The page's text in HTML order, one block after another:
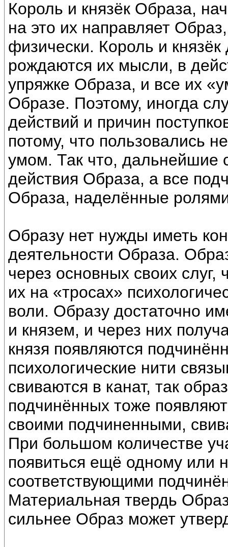
Король и князёк Образа,
на это их направляет
физически. Король и
рождаются их мысли, в
упряжке Образа, и все их
Образе. Поэтому, иногда
действий и причин
потому, что пользовались
умом. Так что, дальнейшие
действия Образа, а все
Образа, наделённые
Образу нет нужды иметь
деятельности Образа.
через основных своих слуг,
их на «тросах»
воли. Образу достаточно
и князем, и через них
князя появляются
психологические нити
свиваются в канат, так
подчинённых тоже
своими подчиненными,
При большом количестве
появиться ещё одному или
соответствующими
Материальная твердь
сильнее Образ может